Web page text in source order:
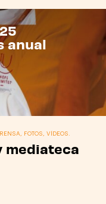
anual
FOTOS, VÍDEOS.
mediateca